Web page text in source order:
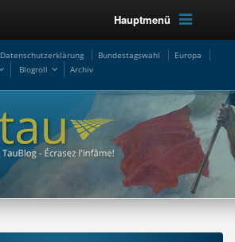
Hauptmenü
Datenschutzerklärung Bundestagswahl
Europa
Blogroll Archiv